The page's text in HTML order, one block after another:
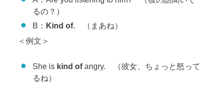
るの？）
B： Kind of. （まあね）
＜例文＞
She is kind ofangry. （彼女、ちょっと怒って
るね）